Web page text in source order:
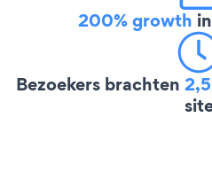
200% growth
Bezoekers brachten